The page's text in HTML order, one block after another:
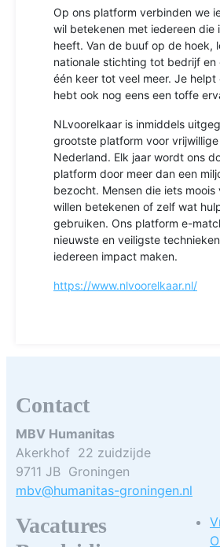
Op ons platform verbinden we
wil betekenen met iedereen die
heeft. Van de buuf op de hoek,
nationale stichting tot bedrijf en
één keer tot veel meer. Je helpt
hebt ook nog eens een toffe
NLvoorelkaar is inmiddels
grootste platform voor
Nederland. Elk jaar wordt ons
platform door meer dan een
bezocht. Mensen die iets moois
willen betekenen of zelf wat
gebruiken. Ons platform e-
nieuwste en veiligste
iedereen impact maken.
https://www.nlvoorelkaar.nl/
Contact
MBV Humanitas
Akerkhof 22 zuidzijde
9711 JB Groningen
mbv@humanitas-groningen.nl
Vacatures